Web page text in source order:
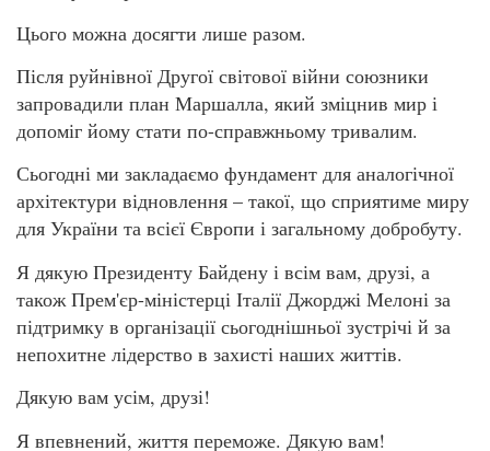
Цього можна досягти лише разом.
Після руйнівної Другої світової війни союзники
запровадили план Маршалла, який зміцнив мир і
допоміг йому стати по-справжньому тривалим.
Сьогодні ми закладаємо фундамент для аналогічної
архітектури відновлення – такої, що сприятиме миру
для України та всієї Європи і загальному добробуту.
Я дякую Президенту Байдену і всім вам, друзі, а
також Прем'єр-міністерці Італії Джорджі Мелоні за
підтримку в організації сьогоднішньої зустрічі й за
непохитне лідерство в захисті наших життів.
Дякую вам усім, друзі!
Я впевнений, життя переможе. Дякую вам!